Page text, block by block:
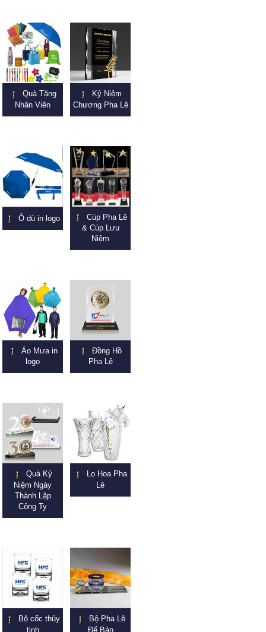
Quà Tặng
Nhân Viên
Kỷ Niệm
Chương Pha Lê
Ô dù in logo
Cúp Pha Lê
& Cúp Lưu
Niệm
Áo Mưa in
logo
Đồng Hồ
Pha Lê
Quà Kỷ
Niệm Ngày
Thành Lập
Công Ty
Lọ Hoa Pha
Lê
Bộ cốc thủy
tinh
Bộ Pha Lê
Để Bàn